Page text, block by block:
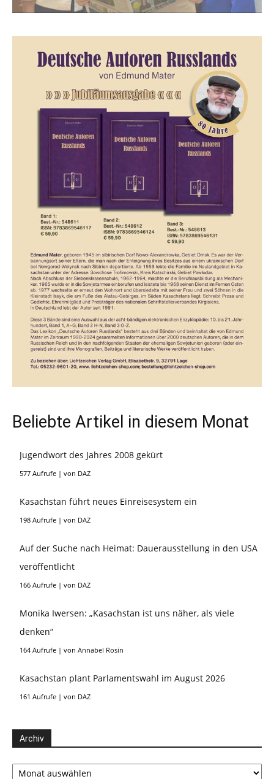
Beliebte Artikel in diesem Monat
Jugendwort des Jahres 2008 gekürt
577 Aufrufe | von DAZ
Kasachstan führt neues Einreisesystem ein
198 Aufrufe | von DAZ
Auf der Suche nach Heimat: Dauerausstellung in den USA
veröffentlicht
166 Aufrufe | von DAZ
Monika Iwersen: „Kasachstan ist uns näher, als viele
denken“
164 Aufrufe | von Annabel Rosin
Kasachstan plant Parlamentswahl im August 2026
161 Aufrufe | von DAZ
Archiv
Archiv